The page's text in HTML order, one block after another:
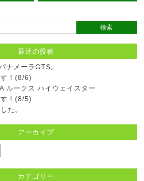
最近の投稿
ナメーラGTS。
！(8/6)
ルークス ハイウェイスター
！(8/5)
た。
アーカイブ
カテゴリー